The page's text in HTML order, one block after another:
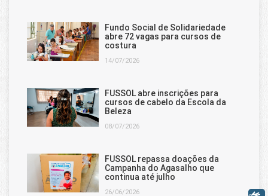
Fundo Social de Solidariedade
abre 72 vagas para cursos de
costura
14/07/2026
FUSSOL abre inscrições para
cursos de cabelo da Escola da
Beleza
08/07/2026
FUSSOL repassa doações da
Campanha do Agasalho que
continua até julho
26/06/2026